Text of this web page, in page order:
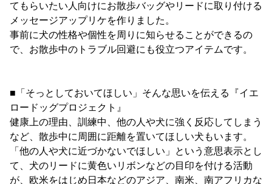
てもらいたい人向けにお散歩バッグやリードに取り付ける
メッセージアップリケを作りました。
事前に犬の性格や個性を周りに知らせることができるの
で、お散歩中のトラブル回避にも役立つアイテムです。
■「そっとしておいてほしい」そんな思いを伝える『イエ
ロードッグプロジェクト』
健康上の理由、訓練中、他の人や犬に強く反応してしまう
など、散歩中に周囲に距離を置いてほしい犬もいます。
「他の人や犬に近づかないでほしい」という意思表示とし
て、犬のリードに黄色いリボンなどの目印を付ける活動
が、欧米をはじめ日本などのアジア、南米、南アフリカな